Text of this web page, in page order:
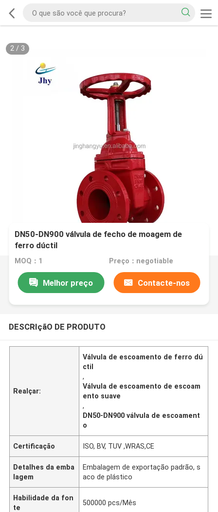
2/ 3
DN50-DN900 válvula de fecho de moagem de
ferro dúctil
MOQ：1 Preço：negotiable
Melhor preço Contacte-nos
DESCRIçãO DE PRODUTO
Realçar:
Válvula de escoamento de ferro dú
ctil
,
Válvula de escoamento de escoam
ento suave
,
DN50-DN900 válvula de escoament
o
Certificação ISO, BV, TUV ,WRAS,CE
Detalhes da emba
lagem
Embalagem de exportação padrão, s
aco de plástico
Habilidade da fon
te
500000 pcs/Mês